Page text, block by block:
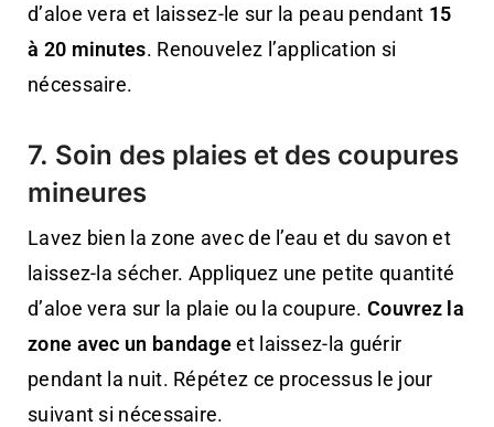
d’aloe vera et laissez-le sur la peau pendant 15
à 20 minutes. Renouvelez l’application si
nécessaire.
7. Soin des plaies et des coupures
mineures
Lavez bien la zone avec de l’eau et du savon et
laissez-la sécher. Appliquez une petite quantité
d’aloe vera sur la plaie ou la coupure. Couvrez la
zone avec un bandageet laissez-la guérir
pendant la nuit. Répétez ce processus le jour
suivant si nécessaire.